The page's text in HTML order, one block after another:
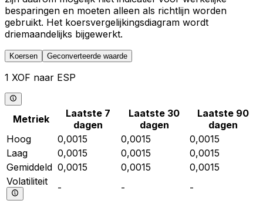
besparingen en moeten alleen als richtlijn worden
gebruikt. Het koersvergelijkingsdiagram wordt
driemaandelijks bijgewerkt.
Koersen Geconverteerde waarde
1 XOF naar ESP
Metriek
Laatste 7
dagen
Laatste 30
dagen
Laatste 90
dagen
Hoog
0,0015 0,0015
0,0015
Laag
0,0015 0,0015
0,0015
Gemiddeld 0,0015 0,0015
0,0015
Volatiliteit
- - -